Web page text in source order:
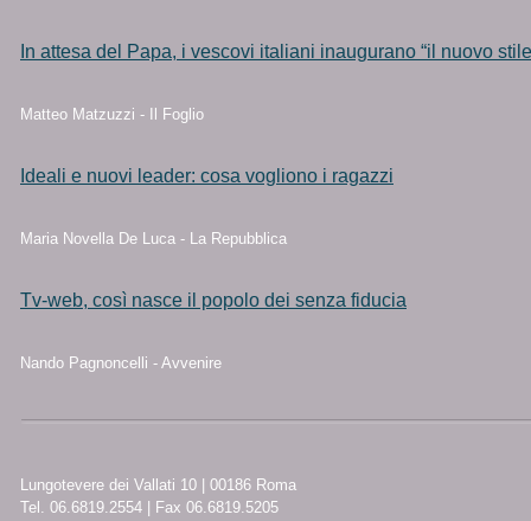
In attesa del Papa, i vescovi italiani inaugurano “il nuovo
Matteo Matzuzzi - Il Foglio
Ideali e nuovi leader: cosa vogliono i ragazzi
Maria Novella De Luca - La Repubblica
Tv-web, così nasce il popolo dei senza fiducia
Nando Pagnoncelli - Avvenire
Lungotevere dei Vallati 10 | 00186 Roma
Tel. 06.6819.2554 | Fax 06.6819.5205